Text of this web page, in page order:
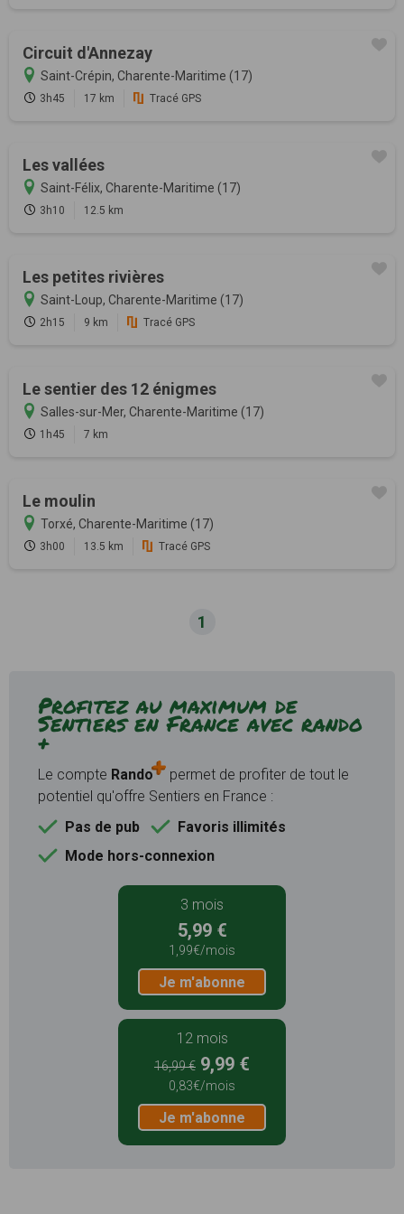
Circuit d'Annezay
Saint-Crépin, Charente-Maritime (17)
3h45 17 km Tracé GPS
Les vallées
Saint-Félix, Charente-Maritime (17)
3h10 12.5 km
Les petites rivières
Saint-Loup, Charente-Maritime (17)
2h15 9 km Tracé GPS
Le sentier des 12 énigmes
Salles-sur-Mer, Charente-Maritime (17)
1h45 7 km
Le moulin
Torxé, Charente-Maritime (17)
3h00 13.5 km Tracé GPS
1
Profitez au maximum de
Sentiers en France avec rando
+
Le compte Rando
permet de profiter de tout le
potentiel qu'offre Sentiers en France :
Pas de pub
Favoris illimités
Mode hors-connexion
3 mois
5,99 €
1,99€/mois
Je m'abonne
12 mois
16,99 € 9,99 €
0,83€/mois
Je m'abonne